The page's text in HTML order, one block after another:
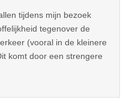
tijdens mijn bezoek
tegenover de
(vooral in de kleinere
komt door een strengere